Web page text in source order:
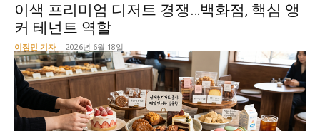
이색 프리미엄 디저트 경쟁…백화점, 핵심 앵
커 테넌트 역할
이정민 기자 - 2026년 6월 18일